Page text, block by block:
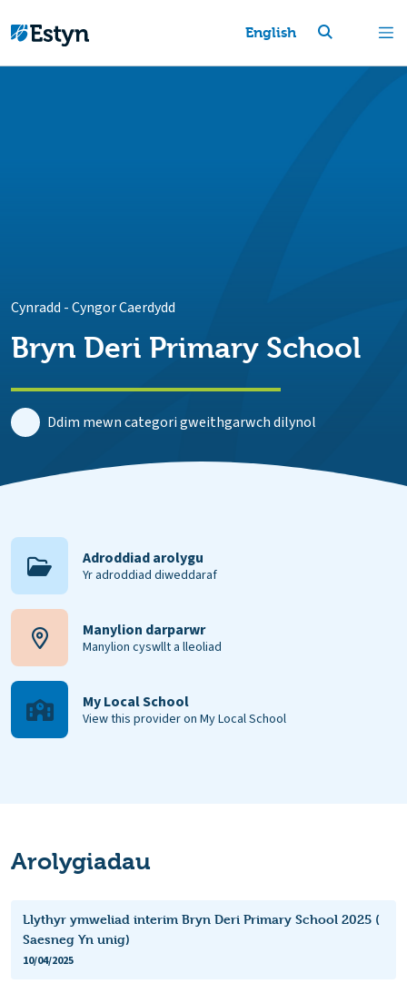
English
Cynradd -Cyngor Caerdydd
Bryn Deri Primary School
Ddim mewn categori gweithgarwch dilynol
Adroddiad arolygu
Yr adroddiad diweddaraf
Manylion darparwr
Manylion cyswllt a lleoliad
My Local School
View this provider on My Local School
Arolygiadau
Llythyr ymweliad interim Bryn Deri Primary School 2025 (
Saesneg Yn unig)
10/04/2025